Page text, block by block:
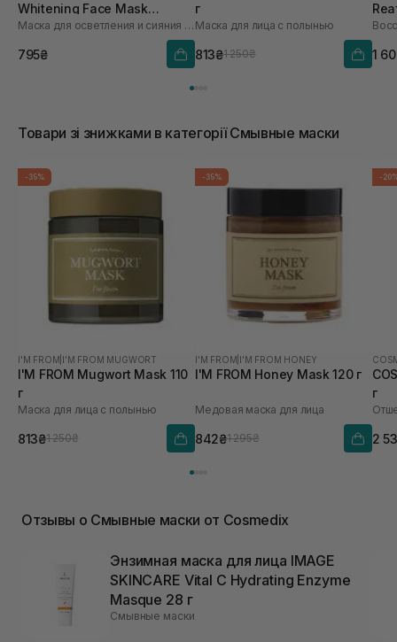
Whitening Face Mask
против тусклости и
неровного тона 50 мл
Маска для осветления и сияния кожи лица
795₴
г
Маска для лица с полынью
813₴1 250₴
50
1
Товари зі знижками в категорії Смывные маски
-35%
I'M FROM I'M FROM MUGWORT
I'M FROM Mugwort Mask 110
г
Маска для лица с полынью
813₴1 250₴
-35%
I'M FROM I'M FROM HONEY
I'M FROM Honey Mask 120 г
Медовая маска для лица
842₴1 295₴
-
г
2
Отзывы о Смывные маски от Cosmedix
Энзимная маска для лица IMAGE
SKINCARE Vital C Hydrating Enzyme
Masque 28 г
Смывные маски